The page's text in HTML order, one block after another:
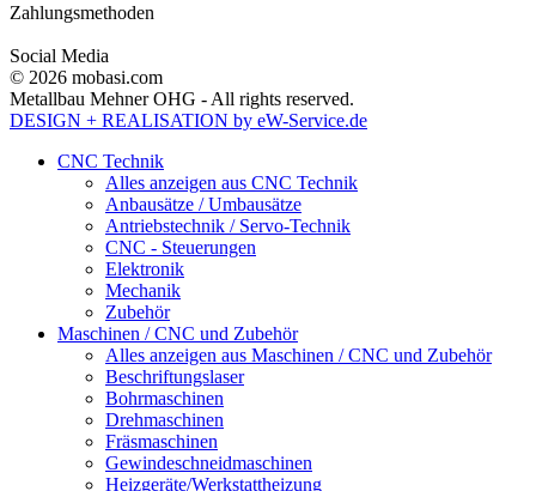
Zahlungsmethoden
Social Media
© 2026 mobasi.com
Metallbau Mehner OHG - All rights reserved.
DESIGN + REALISATION by eW-Service.de
CNC Technik
Alles anzeigen aus CNC Technik
Anbausätze / Umbausätze
Antriebstechnik / Servo-Technik
CNC - Steuerungen
Elektronik
Mechanik
Zubehör
Maschinen / CNC und Zubehör
Alles anzeigen aus Maschinen / CNC und Zubehör
Beschriftungslaser
Bohrmaschinen
Drehmaschinen
Fräsmaschinen
Gewindeschneidmaschinen
Heizgeräte/Werkstattheizung